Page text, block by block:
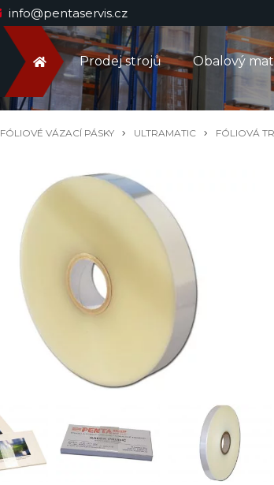
info@pentaservis.cz
Prodej strojů Obalový
FÓLIOVÉ VÁZACÍ PÁSKY ULTRAMATIC FÓLIOVÁ